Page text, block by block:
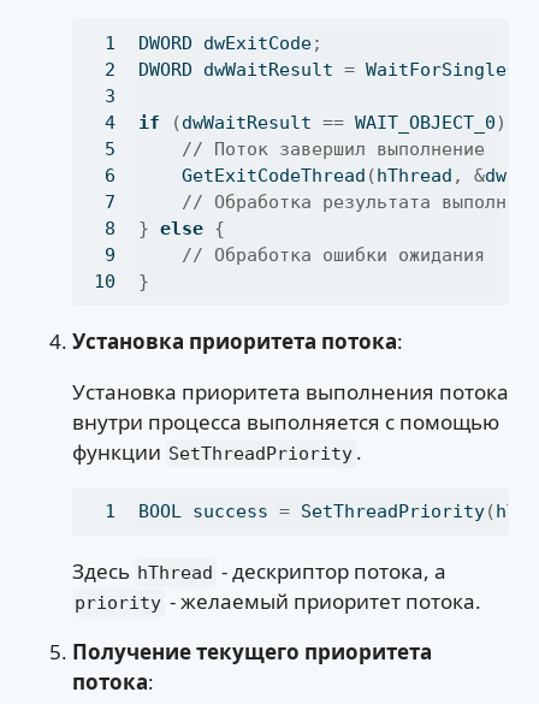
DWORD dwExitCode;
DWORD dwWaitResult =
if (dwWaitResult == WAIT_OBJECT_0)
// Поток завершил выполнение
    GetExitCodeThread
(hThread , &
// Обработка результата
} else {
// Обработка ошибки ожидания
}
Установка приоритета потока:
Установка приоритета выполнения потока
внутри процесса выполняется с помощью
функции SetThreadPriority .
BOOL success = SetThreadPriority(
Здесь hThread - дескриптор потока, а
priority - желаемый приоритет потока.
Получение текущего приоритета
потока: